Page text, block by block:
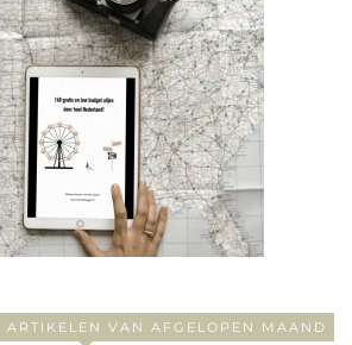
ARTIKELEN VAN AFGELOPEN MAAND